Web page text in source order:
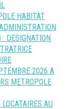
HABITAT
DESIGNATION
2026 A
METROPOLE
AU